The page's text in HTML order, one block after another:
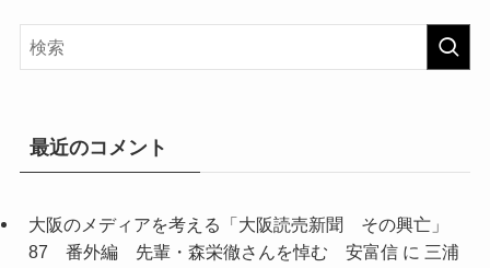
イ
ブ
最近のコメント
大阪のメディアを考える「大阪読売新聞 その興亡」
87 番外編 先輩・森栄徹さんを悼む 安富信に 三浦